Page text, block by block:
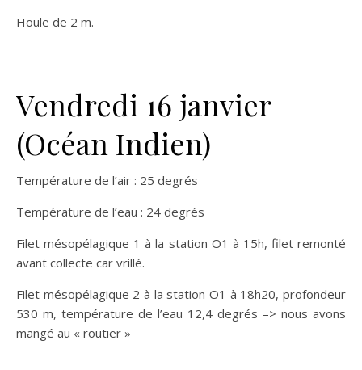
Houle de 2 m.
Vendredi 16 janvier
(Océan Indien)
Température de l’air : 25 degrés
Température de l’eau : 24 degrés
Filet mésopélagique 1 à la station O1 à 15h, filet remonté
avant collecte car vrillé.
Filet mésopélagique 2 à la station O1 à 18h20, profondeur
530 m, température de l’eau 12,4 degrés –> nous avons
mangé au « routier »